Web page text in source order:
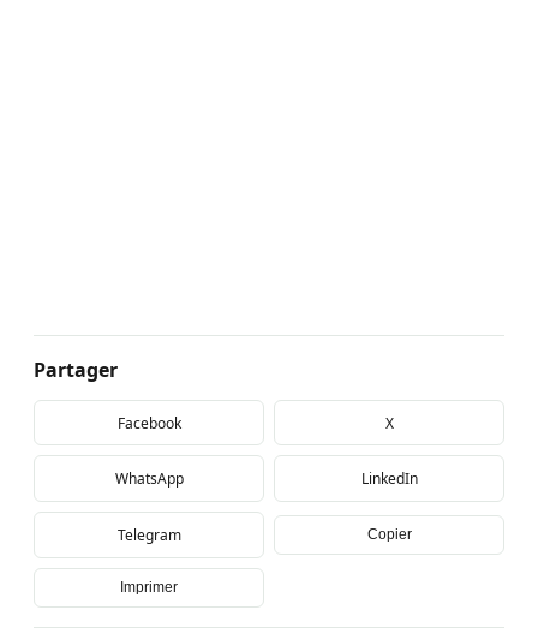
Partager
Facebook X
WhatsApp LinkedIn
Telegram Copier
Imprimer